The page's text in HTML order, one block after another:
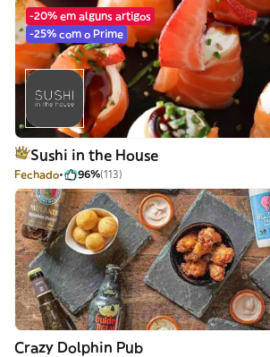
-20% em alguns artigos
-25% com o Prime
Sushi in the House
Fechado 96%(113)
Crazy Dolphin Pub